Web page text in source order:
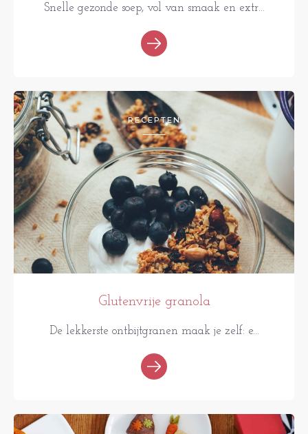
Snelle gezonde soep, vol van smaak en extr...
RECEPTEN
Glutenvrije granola
De lekkerste ontbijtgranen maak je zelf: e...